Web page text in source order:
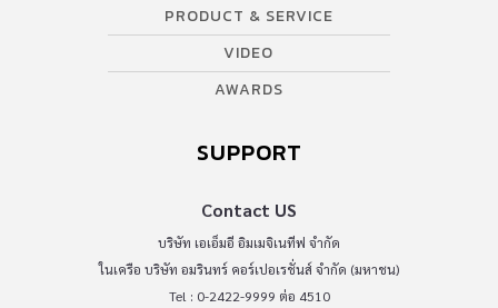
PRODUCT & SERVICE
VIDEO
AWARDS
SUPPORT
Contact US
บริษัท เอเอ็มอี อิมเมจิเนทีฟ จำกัด
ในเครือ บริษัท อมรินทร์ คอร์เปอเรชั่นส์ จำกัด (มหาชน)
Tel : 0-2422-9999 ต่อ 4510